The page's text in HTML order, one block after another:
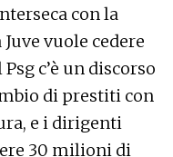
con la
vuole cedere
c’è un discorso
di prestiti con
e i dirigenti
30 milioni di